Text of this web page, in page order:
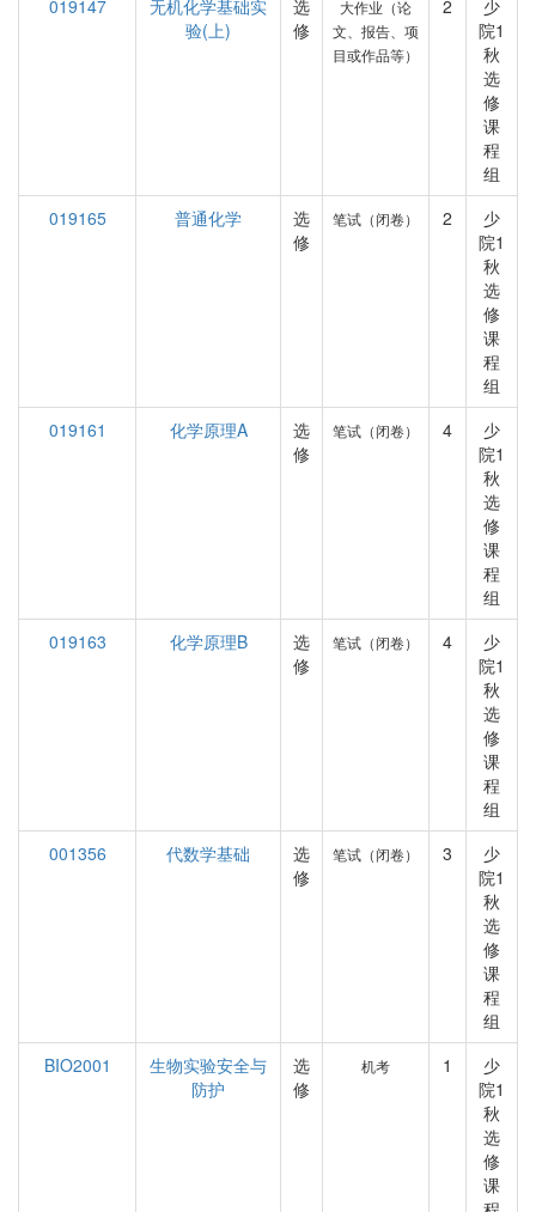
019147
无机化学基础实
验(上)
选
修
大作业（论
文、报告、项
目或作品等）
2
少
院1
秋
选
修
课
程
组
019165
普通化学
选
修
笔试（闭卷） 2
少
院1
秋
选
修
课
程
组
019161
化学原理A
选
修
笔试（闭卷） 4
少
院1
秋
选
修
课
程
组
019163
化学原理B
选
修
笔试（闭卷） 4
少
院1
秋
选
修
课
程
组
001356
代数学基础
选
修
笔试（闭卷） 3
少
院1
秋
选
修
课
程
组
BIO2001
生物实验安全与
防护
选
修
机考 1
少
院1
秋
选
修
课